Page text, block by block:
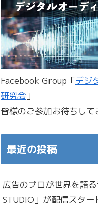
Facebook Group「デジ
研究会 」
皆様のご参加お待ちして
最近の投稿
広告のプロが世界を語
STUDIO」が配信スター